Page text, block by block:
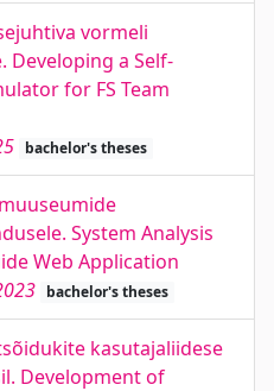
vormeli
a Self-
for FS Team
bachelor's theses
System Analysis
Web Application
bachelor's theses
kasutajaliidese
Development of